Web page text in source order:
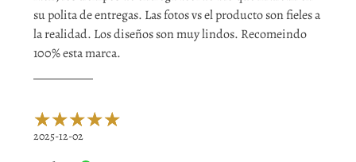
su polita de entregas. Las fotos vs el producto son fieles a
la realidad. Los diseños son muy lindos. Recomeindo
100% esta marca.
2025-12-02